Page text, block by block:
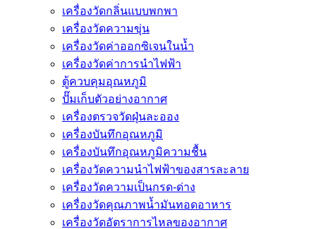
เครื่องวัดกลิ่นแบบพกพา
เครื่องวัดความขุ่น
เครื่องวัดค่าออกซิเจนในน้ำ
เครื่องวัดค่าการนำไฟฟ้า
ตู้ควบคุมอุณหภูมิ
ปั๊มเก็บตัวอย่างอากาศ
เครื่องตรวจวัดฝุ่นละออง
เครื่องบันทึกอุณหภูมิ
เครื่องบันทึกอุณหภูมิความชื้น
เครื่องวัดความนําไฟฟ้าของสารละลาย
เครื่องวัดความเป็นกรด-ด่าง
เครื่องวัดคุณภาพน้ำมันทอดอาหาร
เครื่องวัดอัตราการไหลของอากาศ